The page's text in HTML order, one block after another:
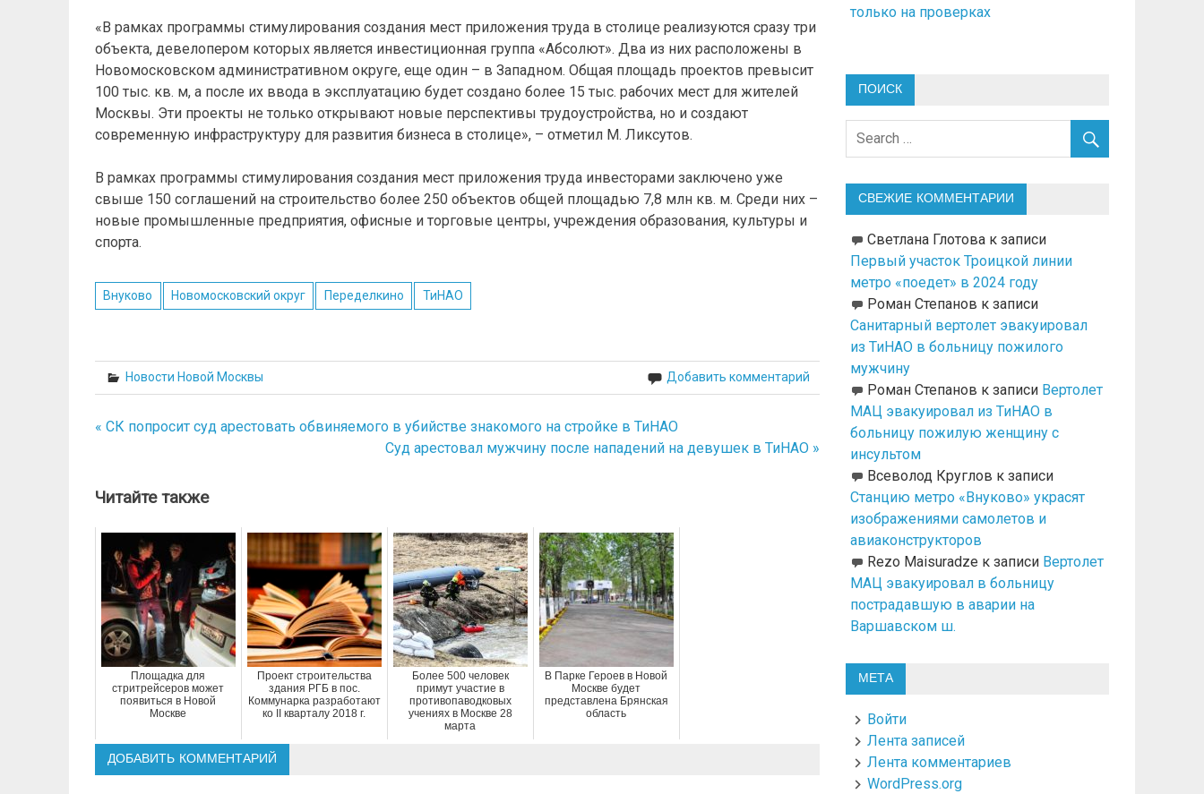
«В рамках программы стимулирования создания мест приложения труда в столице реализуются сразу три
объекта, девелопером которых является инвестиционная группа «Абсолют». Два из них расположены в
Новомосковском административном округе, еще один – в Западном. Общая площадь проектов превысит
100 тыс. кв. м, а после их ввода в эксплуатацию будет создано более 15 тыс. рабочих мест для жителей
Москвы. Эти проекты не только открывают новые перспективы трудоустройства, но и создают
современную инфраструктуру для развития бизнеса в столице», – отметил М. Ликсутов.
В рамках программы стимулирования создания мест приложения труда инвесторами заключено уже
свыше 150 соглашений на строительство более 250 объектов общей площадью 7,8 млн кв. м. Среди них –
новые промышленные предприятия, офисные и торговые центры, учреждения образования, культуры и
спорта.
Внуково Новомосковский округ Переделкино ТиНАО
Новости Новой Москвы Добавить комментарий
Навигация
записям
« СК попросит суд арестовать обвиняемого в убийстве знакомого на стройке в ТиНАО
Суд арестовал мужчину после нападений на девушек в ТиНАО »
Читайте также
Площадка для
стритрейсеров может
появиться в Новой
Москве
Проект строительства
здания РГБ в пос.
Коммунарка разработают
ко II кварталу 2018 г.
Более 500 человек
примут участие в
противопаводковых
учениях в Москве 28
марта
В Парке Героев в Новой
Москве будет
представлена Брянская
область
ДОБАВИТЬ КОММЕНТАРИЙ
только на проверках
ПОИСК
СВЕЖИЕ КОММЕНТАРИИ
Светлана Глотовак записи
Первый участок Троицкой линии
метро «поедет» в 2024 году
Роман Степанов к записи
Санитарный вертолет эвакуировал
из ТиНАО в больницу пожилого
мужчину
Роман Степанов к записи Вертолет
МАЦ эвакуировал из ТиНАО в
больницу пожилую женщину с
инсультом
Всеволод Круглов к записи
Станцию метро «Внуково» украсят
изображениями самолетов и
авиаконструкторов
Rezo Maisuradze к записи Вертолет
МАЦ эвакуировал в больницу
пострадавшую в аварии на
Варшавском ш.
МЕТА
Войти
Лента записей
Лента комментариев
WordPress.org